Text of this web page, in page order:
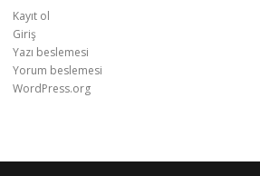
Kayıt ol
Giriş
Yazı beslemesi
Yorum beslemesi
WordPress.org